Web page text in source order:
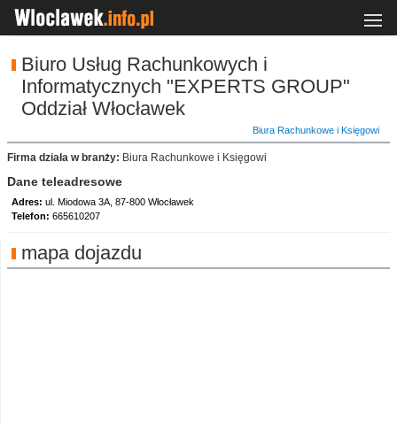
Biuro Usług Rachunkowych i
Informatycznych "EXPERTS GROUP"
Oddział Włocławek
Biura Rachunkowe i Księgowi
Firma działa w branży: Biura Rachunkowe i Księgowi
Dane teleadresowe
Adres: ul. Miodowa 3A, 87-800 Włocławek
Telefon: 665610207
mapa dojazdu